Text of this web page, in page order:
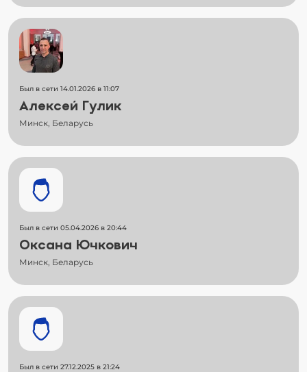
Был в сети 14.01.2026 в 11:07
Алексей Гулик
Минск, Беларусь
Был в сети 05.04.2026 в 20:44
Оксана Ючкович
Минск, Беларусь
Был в сети 27.12.2025 в 21:24